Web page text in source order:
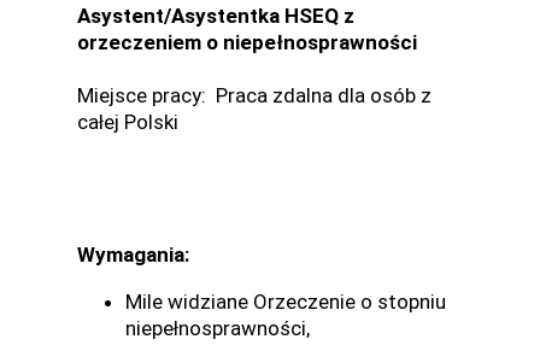
Asystent/Asystentka HSEQ z
orzeczeniem o niepełnosprawności
Miejsce pracy: Praca zdalna dla osób z
całej Polski
Wymagania:
Mile widziane Orzeczenie o stopniu
niepełnosprawności,